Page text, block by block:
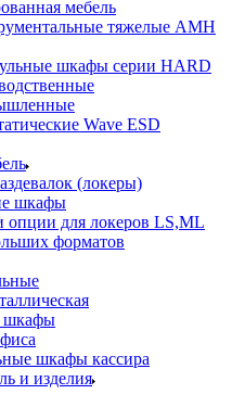
мебель
тяжелые AMH
шкафы серии HARD
Wave ESD
(локеры)
шкафы
опции для локеров LS,ML
форматов
шкафы
шкафы кассира
и изделия